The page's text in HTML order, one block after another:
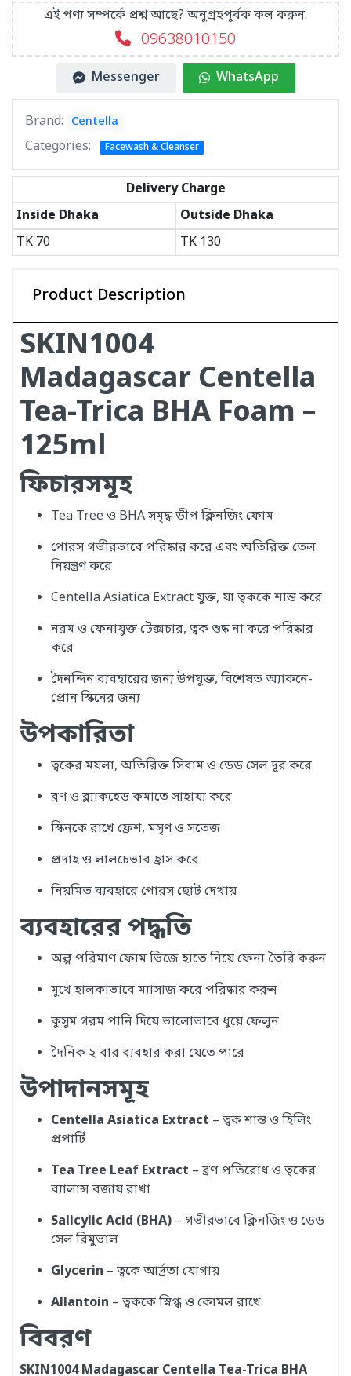
এই পণ্য সম্পর্কে প্রশ্ন আছে? অনুগ্রহপূর্বক কল করুন:
09638010150
Messenger WhatsApp
Brand: Centella
Categories: Facewash & Cleanser
Delivery Charge
Inside Dhaka
Outside Dhaka
TK 70 TK 130
Product Description
SKIN1004
Madagascar Centella
Tea-Trica BHA Foam –
125ml
ফিচারসমূহ
Tea Tree ও BHA সমৃদ্ধ ডীপ ক্লিনজিং ফোম
পোরস গভীরভাবে পরিষ্কার করে এবং অতিরিক্ত তেল
নিয়ন্ত্রণ করে
Centella Asiatica Extract যুক্ত, যা ত্বককে শান্ত করে
নরম ও ফেনাযুক্ত টেক্সচার, ত্বক শুষ্ক না করে পরিষ্কার
করে
দৈনন্দিন ব্যবহারের জন্য উপযুক্ত, বিশেষত অ্যাকনে-
প্রোন স্কিনের জন্য
উপকারিতা
ত্বকের ময়লা, অতিরিক্ত সিবাম ও ডেড সেল দূর করে
ব্রণ ও ব্ল্যাকহেড কমাতে সাহায্য করে
স্কিনকে রাখে ফ্রেশ, মসৃণ ও সতেজ
প্রদাহ ও লালচেভাব হ্রাস করে
নিয়মিত ব্যবহারে পোরস ছোট দেখায়
ব্যবহারের পদ্ধতি
অল্প পরিমাণ ফোম ভিজে হাতে নিয়ে ফেনা তৈরি করুন
মুখে হালকাভাবে ম্যাসাজ করে পরিষ্কার করুন
কুসুম গরম পানি দিয়ে ভালোভাবে ধুয়ে ফেলুন
দৈনিক ২ বার ব্যবহার করা যেতে পারে
উপাদানসমূহ
Centella Asiatica Extract – ত্বক শান্ত ও হিলিং
প্রপার্টি
Tea Tree Leaf Extract – ব্রণ প্রতিরোধ ও ত্বকের
ব্যালান্স বজায় রাখা
Salicylic Acid (BHA) – গভীরভাবে ক্লিনজিং ও ডেড
সেল রিমুভাল
Glycerin – ত্বকে আর্দ্রতা যোগায়
Allantoin – ত্বককে স্নিগ্ধ ও কোমল রাখে
বিবরণ
SKIN1004 Madagascar Centella Tea-Trica BHA